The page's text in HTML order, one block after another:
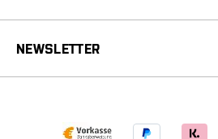
NEWSLETTER